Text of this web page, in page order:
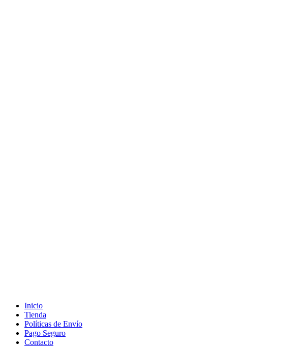
Inicio
Tienda
Políticas de Envío
Pago Seguro
Contacto